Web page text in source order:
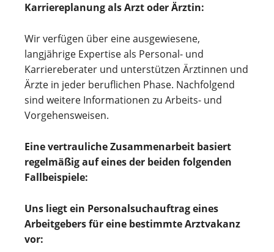
Karriereplanung als Arzt oder Ärztin:
Wir verfügen über eine ausgewiesene,
langjährige Expertise als Personal- und
Karriereberater und unterstützen Ärztinnen und
Ärzte in jeder beruflichen Phase. Nachfolgend
sind weitere Informationen zu Arbeits- und
Vorgehensweisen.
Eine vertrauliche Zusammenarbeit basiert
regelmäßig auf eines der beiden folgenden
Fallbeispiele:
Uns liegt ein Personalsuchauftrag eines
Arbeitgebers für eine bestimmte Arztvakanz
vor: